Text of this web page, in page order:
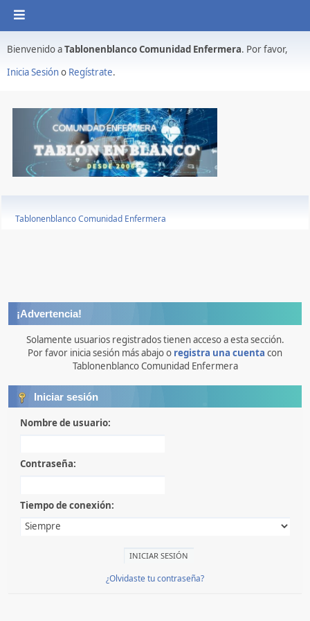
Bienvenido aTablonenblanco Comunidad Enfermera. Por favor,
Inicia Sesióno Regístrate.
Tablonenblanco Comunidad Enfermera
¡Advertencia!
Solamente usuarios registrados tienen acceso a esta sección.
Por favor inicia sesión más abajo o registra una cuenta con
Tablonenblanco Comunidad Enfermera
Iniciar sesión
Nombre de usuario:
Contraseña:
Tiempo de conexión:
¿Olvidaste tu contraseña?